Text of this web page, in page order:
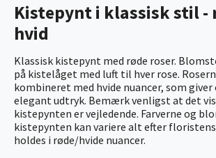
Kistepynt i klassisk stil -
hvid
Klassisk kistepynt med røde roser.
på kistelåget med luft til hver rose.
kombineret med hvide nuancer, som giver
elegant udtryk. Bemærk venligst at det
kistepynten er vejledende. Farverne og
kistepynten kan variere alt efter
holdes i røde/hvide nuancer.